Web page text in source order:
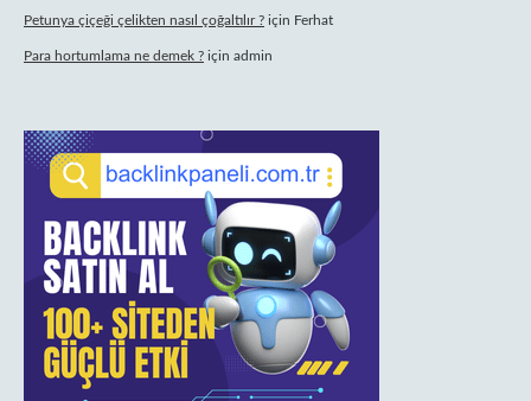
Petunya çiçeği çelikten nasıl çoğaltılır ? için Ferhat
Para hortumlama ne demek ? için admin